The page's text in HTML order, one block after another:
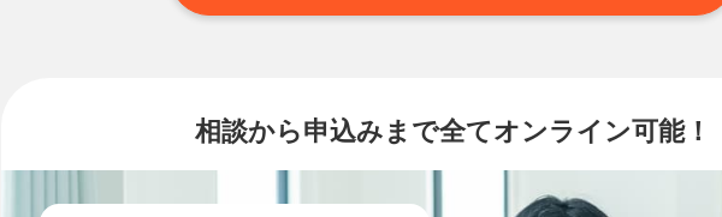
相談から申込みまで全てオンライン可能！